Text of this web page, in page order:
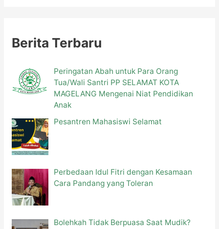
u
Berita Terbaru
Peringatan Abah untuk Para Orang
Tua/Wali Santri PP SELAMAT KOTA
MAGELANG Mengenai Niat Pendidikan
Anak
Pesantren Mahasiswi Selamat
Perbedaan Idul Fitri dengan Kesamaan
Cara Pandang yang Toleran
Bolehkah Tidak Berpuasa Saat Mudik?